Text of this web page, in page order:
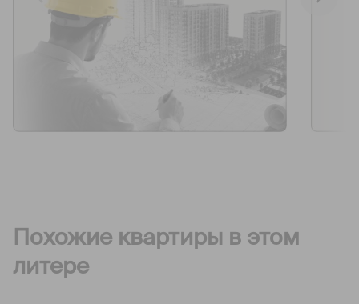
Похожие квартиры в этом
литере